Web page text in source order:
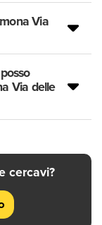
Via
Via delle
cercavi?